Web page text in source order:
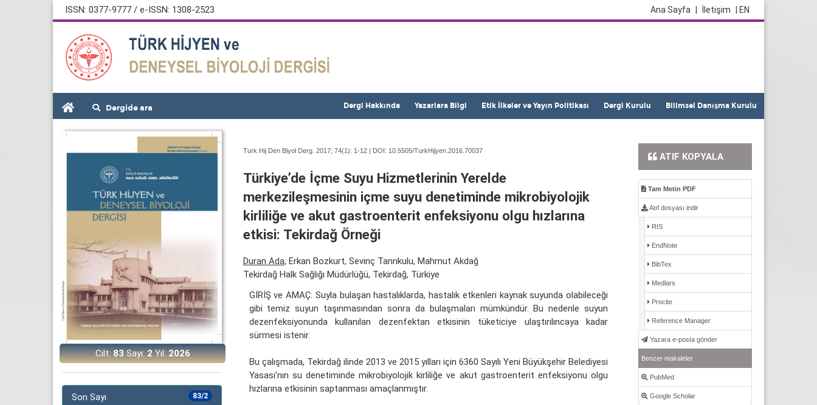
ISSN: 0377-9777 / e-ISSN: 1308-2523 | EN
İletişim
Ana Sayfa
Dergide ara Dergi Hakkında Yazarlara Bilgi Etik İlkeler ve Yayın Politikası Dergi Kurulu Bilimsel Danışma Kurulu
Cilt:83Sayı:2Yıl:2026
83/2
Son Sayı
Turk Hij Den Biyol Derg. 2017; 74(1): 1-12 | DOI: 10.5505/TurkHijyen.2016.70037
Türkiye’de İçme Suyu Hizmetlerinin Yerelde
merkezileşmesinin içme suyu denetiminde mikrobiyolojik
kirliliğe ve akut gastroenterit enfeksiyonu olgu hızlarına
etkisi: Tekirdağ Örneği
Duran Ada, Erkan Bozkurt, Sevinç Tanrıkulu, Mahmut Akdağ
Tekirdağ Halk Sağlığı Müdürlüğü, Tekirdağ, Türkiye
GİRİŞ ve AMAÇ: Suyla bulaşan hastalıklarda, hastalık etkenleri kaynak suyunda olabileceği
gibi temiz suyun taşınmasından sonra da bulaşmaları mümkündür. Bu nedenle suyun
dezenfeksiyonunda kullanılan dezenfektan etkisinin tüketiciye ulaştırılıncaya kadar
sürmesi istenir.
Bu çalışmada, Tekirdağ ilinde 2013 ve 2015 yılları için 6360 Sayılı Yeni Büyükşehir Belediyesi
Yasası’nın su denetiminde mikrobiyolojik kirliliğe ve akut gastroenterit enfeksiyonu olgu
hızlarına etkisinin saptanması amaçlanmıştır.
ATIF KOPYALA
Tam Metin PDF
Atıf dosyası indir
RIS
EndNote
BibTex
Medlars
Procite
Reference Manager
Yazara e-posta gönder
Benzer makaleler
PubMed
Google Scholar